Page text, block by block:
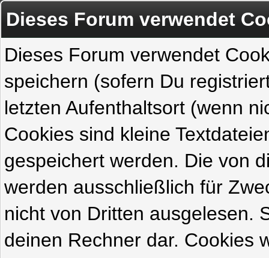
Dieses Forum verwendet
Dieses Forum verwendet
speichern (sofern Du
letzten Aufenthaltsort (wenn
Cookies sind kleine
gespeichert werden. Die von
werden ausschließlich für
nicht von Dritten ausgelesen.
deinen Rechner dar. Cookies